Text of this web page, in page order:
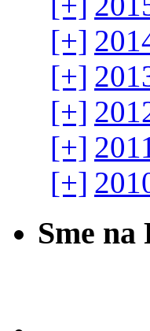
[+]
[+]
[+]
[+] 2011
[+]
Sme na